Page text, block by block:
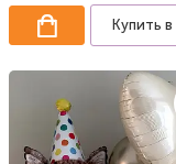
Купить в